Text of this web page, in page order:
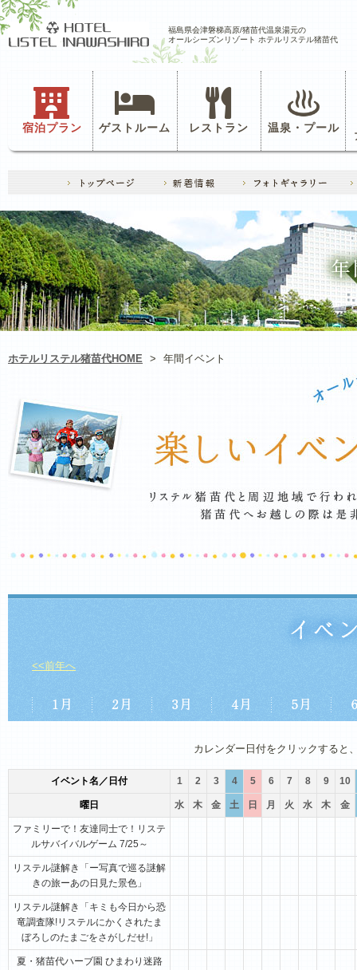
福島県会津磐梯高原/猪苗代温泉湯元の
オールシーズンリゾート ホテルリステル猪苗代
宿泊プラン ゲストルーム レストラン 温泉・プール
ホテルリステル猪苗代HOME > 年間イベント
<<前年へ
カレンダー日付をクリックすると
イベント名／日付 1 2 3 4 5 6 7 8 9 10
曜日 水 木 金 土 日 月 火 水 木 金
ファミリーで！友達同士で！リステ
ルサバイバルゲーム 7/25～
リステル謎解き「ー写真で巡る謎解
きの旅ーあの日見た景色」
リステル謎解き「キミも今日から恐
竜調査隊!リステルにかくされたま
ぼろしのたまごをさがしだせ!」
夏・猪苗代ハーブ園 ひまわり迷路